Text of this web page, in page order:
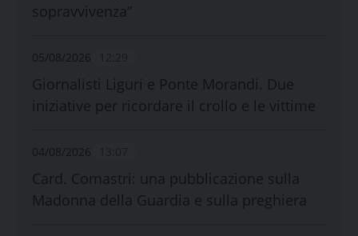
sopravvivenza”
05/08/2026
Giornalisti Liguri e Ponte Morandi. Due
iniziative per ricordare il crollo e le vittime
04/08/2026
Card. Comastri: una pubblicazione sulla
Madonna della Guardia e sulla preghiera